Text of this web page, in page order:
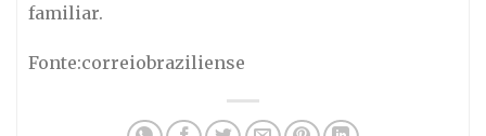
familiar.
Fonte:correiobraziliense